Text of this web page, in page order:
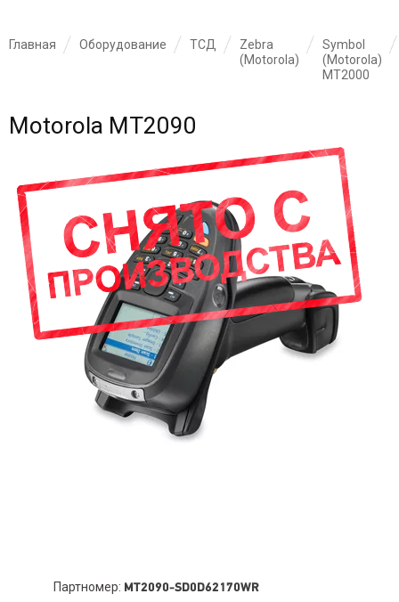
Главная Оборудование ТСД
Zebra
(Motorola)
Symbol
(Motorola)
MT2000
Motorola MT2090
Партномер: MT2090-SD0D62170WR